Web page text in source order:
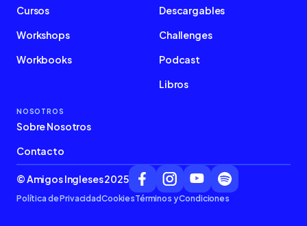
Cursos
Workshops
Workbooks
Descargables
Challenges
Podcast
Libros
NOSOTROS
Sobre Nosotros
Contacto
© Amigos Ingleses 2025
Política de PrivacidadCookiesTérminos y Condiciones